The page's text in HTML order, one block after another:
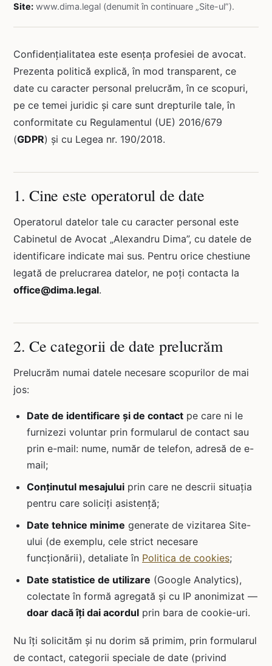
Site: www.dima.legal (denumit în continuare „Site-ul”).
Confidențialitatea este esența profesiei de avocat.
Prezenta politică explică, în mod transparent, ce
date cu caracter personal prelucrăm, în ce scopuri,
pe ce temei juridic și care sunt drepturile tale, în
conformitate cu Regulamentul (UE) 2016/679
(GDPR) și cu Legea nr. 190/2018.
1. Cine este operatorul de date
Operatorul datelor tale cu caracter personal este
Cabinetul de Avocat „Alexandru Dima”, cu datele de
identificare indicate mai sus. Pentru orice chestiune
legată de prelucrarea datelor, ne poți contacta la
office@dima.legal.
2. Ce categorii de date prelucrăm
Prelucrăm numai datele necesare scopurilor de mai
jos:
Date de identificare și de contact pe care ni le
furnizezi voluntar prin formularul de contact sau
prin e-mail: nume, număr de telefon, adresă de e-
mail;
Conținutul mesajului prin care ne descrii situația
pentru care soliciți asistență;
Date tehnice minime generate de vizitarea Site-
ului (de exemplu, cele strict necesare
funcționării), detaliate în Politica de cookies;
Date statistice de utilizare (Google Analytics),
colectate în formă agregată și cu IP anonimizat —
doar dacă îți dai acordul prin bara de cookie-uri.
Nu îți solicităm și nu dorim să primim, prin formularul
de contact, categorii speciale de date (privind